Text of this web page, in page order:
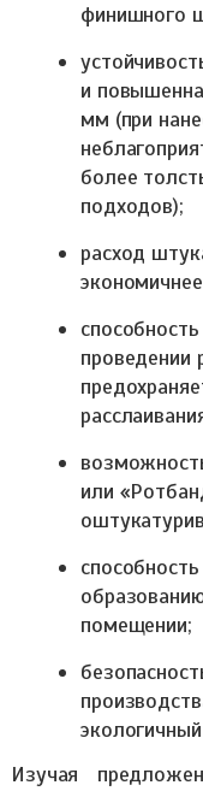
финишного
и
мм (при
более
подходов);
расход
проведении
или
помещении;
Изучая